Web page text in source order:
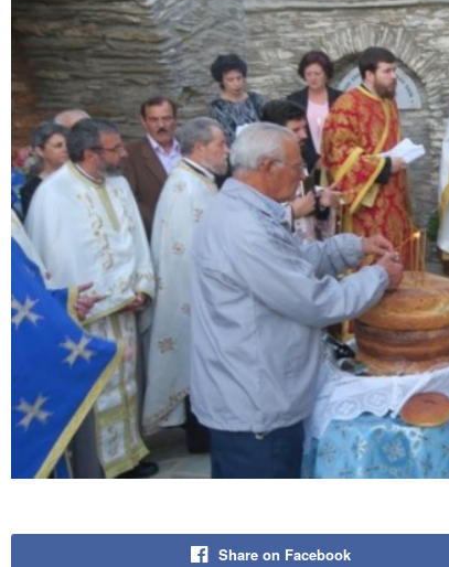
Share on Facebook